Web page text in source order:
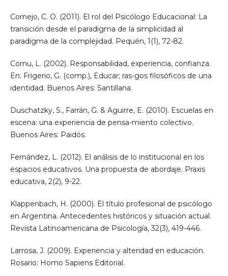
Cornejo, C. O. (2011). El rol del Psicólogo Educacional: La
transición desde el paradigma de la simplicidad al
paradigma de la complejidad. Pequén, 1(1), 72-82.
Cornu, L. (2002). Responsabilidad, experiencia, confianza.
En: Frigerio, G. (comp.), Educar; ras-gos filosóficos de una
identidad. Buenos Aires: Santillana.
Duschatzky, S., Farrán, G. & Aguirre, E. (2010). Escuelas en
escena: una experiencia de pensa-miento colectivo.
Buenos Aires: Paidós.
Fernández, L. (2012). El análisis de lo institucional en los
espacios educativos. Una propuesta de abordaje. Praxis
educativa, 2(2), 9-22.
Klappenbach, H. (2000). El título profesional de psicólogo
en Argentina. Antecedentes históricos y situación actual.
Revista Latinoamericana de Psicología, 32(3), 419-446.
Larrosa, J. (2009). Experiencia y alteridad en educación.
Rosario: Homo Sapiens Editorial.